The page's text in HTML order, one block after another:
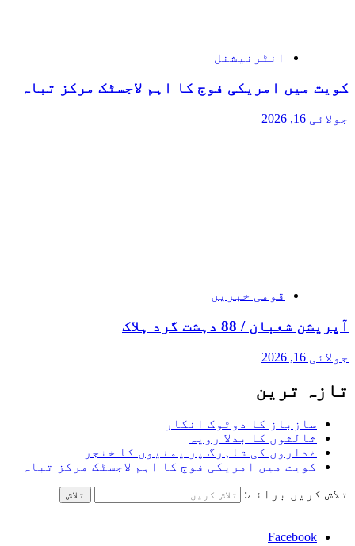
انٹرنیشنل
کویت میں امریکی فوج کا اہم لاجسٹک مرکز تباہ
جولائی 16, 2026
قومی خبریں
آپریشن شعبان / 88 دہشت گرد ہلاک
جولائی 16, 2026
تازہ ترین
سازباز کا دوٹوک انکار
ثالثوں کا بدلا رویہ
غداروں کی شاہرگ پر یمنیوں کا خنجر
کویت میں امریکی فوج کا اہم لاجسٹک مرکز تباہ
تلاش کریں برائے:
Facebook